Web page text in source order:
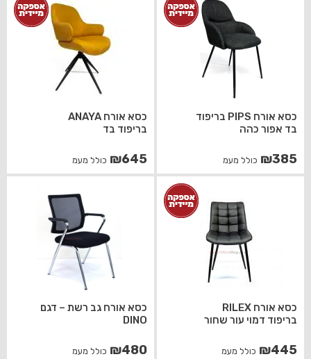
כסא אורח PIPS בריפוד
בד אפור כהה
₪385 כולל מעמ
כסא אורח ANAYA
בריפוד בד
₪645 כולל מעמ
כסא אורח RILEX
בריפוד דמוי עור שחור
₪445 כולל מעמ
כסא אורח גב רשת – דגם
DINO
₪480 כולל מעמ